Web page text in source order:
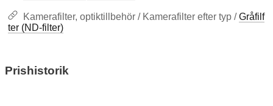
Kamerafilter, optiktillbehör / Kamerafilter efter typ /Gråfilf
ter (ND-filter)
Prishistorik